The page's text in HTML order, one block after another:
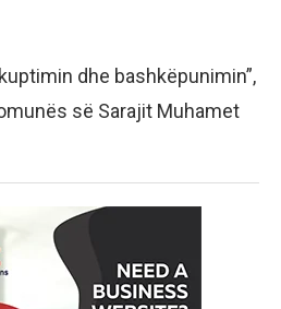
dhe bashkëpunimin”,
së Sarajit Muhamet